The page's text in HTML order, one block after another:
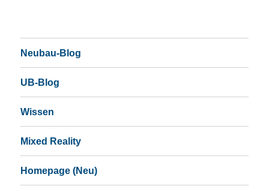
Neubau-Blog
UB-Blog
Wissen
Mixed Reality
Homepage (Neu)